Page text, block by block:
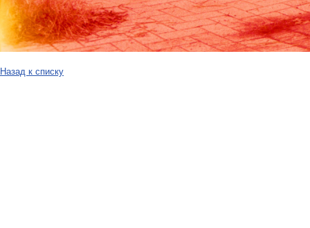
Назад к списку